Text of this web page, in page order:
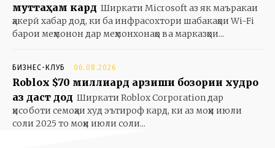
муттаҳам кард Ширкати Microsoft аз як маъракаи
ҳакерӣ хабар дод, ки ба инфрасохтори шабакаҳои Wi-Fi
барои меҳмонон дар меҳмонхонаҳо ва марказҳои...
БИЗНЕС-КЛУБ 06.08.2026
Roblox $70 миллиард арзиши бозории худро
аз даст дод Ширкати Roblox Corporation дар
ҳисоботи семоҳаи худ эътироф кард, ки аз моҳи июли
соли 2025 то моҳи июли соли...